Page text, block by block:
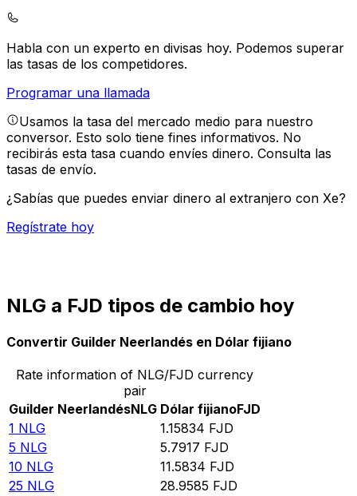
Habla con un experto en divisas hoy. Podemos superar
las tasas de los competidores.
Programar una llamada
Usamos la tasa del mercado medio para nuestro
conversor. Esto solo tiene fines informativos. No
recibirás esta tasa cuando envíes dinero. Consulta las
tasas de envío.
¿Sabías que puedes enviar dinero al extranjero con Xe?
Regístrate hoy
NLG a FJD tipos de cambio hoy
Convertir Guilder Neerlandés en Dólar fijiano
Rate information of NLG/FJD currency
pair
Guilder NeerlandésNLG Dólar fijianoFJD
1 NLG 1.15834 FJD
5 NLG 5.7917 FJD
10 NLG 11.5834 FJD
25 NLG 28.9585 FJD